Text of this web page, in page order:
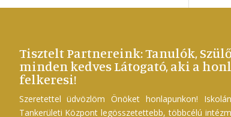
Tisztelt Partnereink: Tanulók,
minden kedves Látogató, aki a
felkeresi!
Szeretettel üdvözlöm Önöket honlapunkon!
Tankerületi Központ legösszetettebb, többcélú